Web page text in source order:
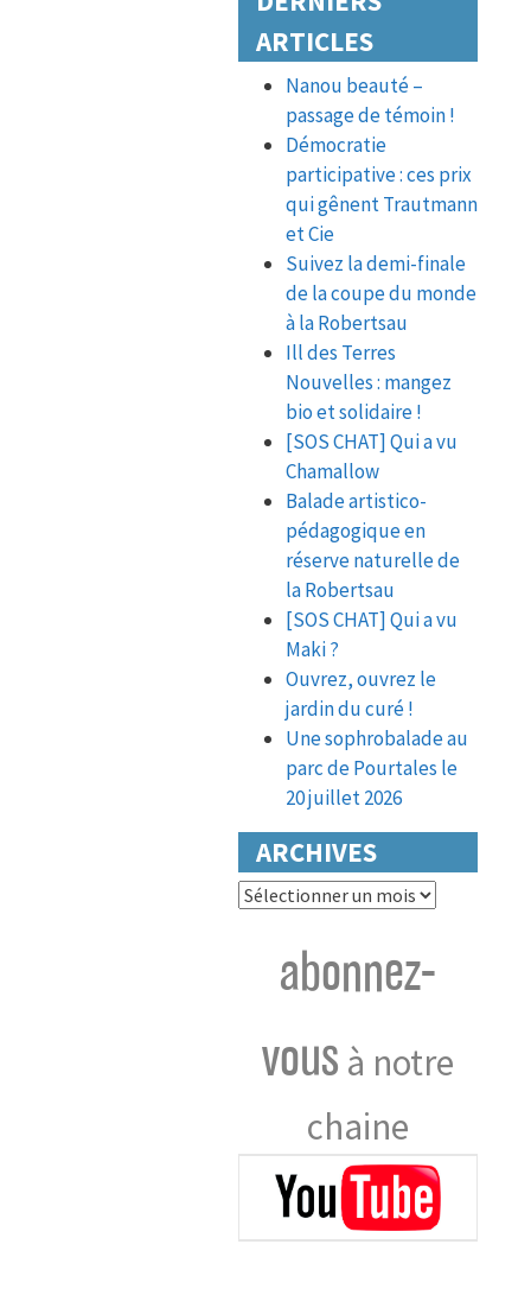
ARTICLES
Nanou beauté –
passage de témoin !
Démocratie
participative : ces prix
qui gênent Trautmann
et Cie
Suivez la demi-finale
de la coupe du monde
à la Robertsau
Ill des Terres
Nouvelles : mangez
bio et solidaire !
[SOS CHAT] Qui a vu
Chamallow
Balade artistico-
pédagogique en
réserve naturelle de
la Robertsau
[SOS CHAT] Qui a vu
Maki ?
Ouvrez, ouvrez le
jardin du curé !
Une sophrobalade au
parc de Pourtales le
20 juillet 2026
ARCHIVES
Archives
abonnez-
vous à notre
chaine